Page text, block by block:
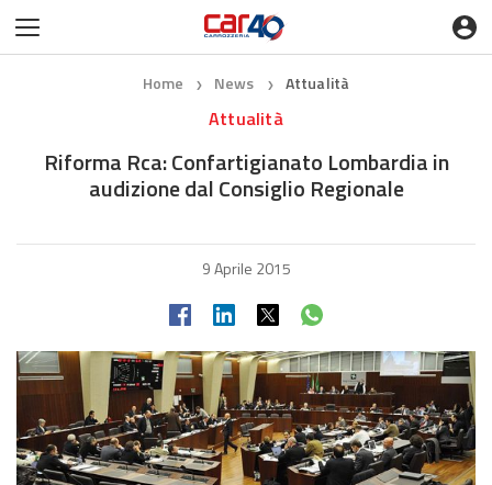
Home ❯ News ❯ Attualità
Attualità
Riforma Rca: Confartigianato Lombardia in
audizione dal Consiglio Regionale
9 Aprile 2015